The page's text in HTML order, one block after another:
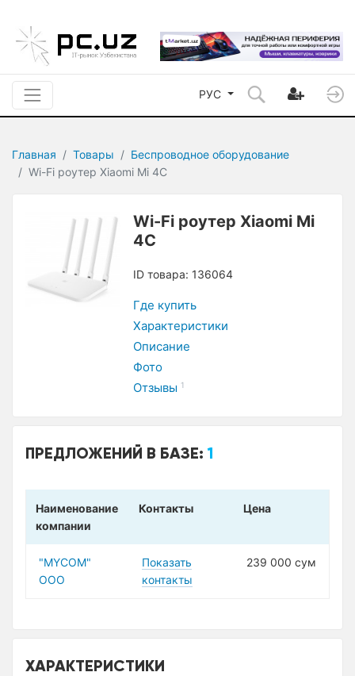
РУС
Главная Товары
Беспроводное оборудование
Wi-Fi роутер Xiaomi Mi 4C
Wi-Fi роутер Xiaomi Mi
4C
ID товара: 136064
Где купить
Характеристики
Описание
Фото
Отзывы 1
ПРЕДЛОЖЕНИЙ В БАЗЕ:1
Наименование
компании
Контакты Цена
"MYCOM"
ООО
Показать
контакты
239 000 сум
ХАРАКТЕРИСТИКИ